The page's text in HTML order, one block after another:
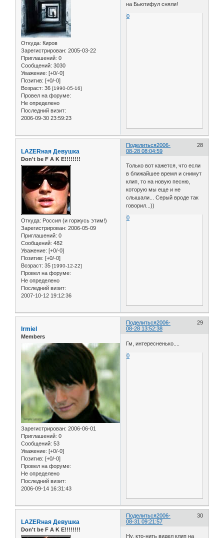
Откуда: Киров
Зарегистрирован: 2005-03-22
Приглашений: 0
Сообщений: 3030
Уважение: [+0/-0]
Позитив: [+0/-0]
Возраст: 36 [1990-05-16]
Провел на форуме:
Не определено
Последний визит:
2006-09-30 23:59:23
на Бьютифул сняли!
0
Поделиться 28
2006-
08-28 08:04:59
LAZERная Девушка
Don't be F A K E!!!!!!!!
Откуда: Россия (и горжусь этим!)
Зарегистрирован: 2006-05-09
Приглашений: 0
Сообщений: 482
Уважение: [+0/-0]
Позитив: [+0/-0]
Возраст: 35 [1990-12-22]
Провел на форуме:
Не определено
Последний визит:
2007-10-12 19:12:36
Только вот кажется, что если
в ближайшее время и снимут
клип, то на новую песню,
которую мы еще и не
слышали... Серый вроде так
говорил...))
0
Поделиться 29
2006-
08-28 13:52:38
Irmiel
Members
Зарегистрирован: 2006-06-01
Приглашений: 0
Сообщений: 53
Уважение: [+0/-0]
Позитив: [+0/-0]
Провел на форуме:
Не определено
Последний визит:
2006-09-14 16:31:43
Гм, интересненько....
0
Поделиться 30
2006-
08-31 09:21:57
LAZERная Девушка
Don't be F A K E!!!!!!!!
Ну, кто-нить видел клип на